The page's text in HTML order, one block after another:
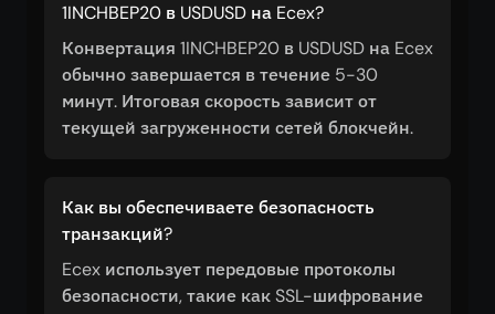
1INCHBEP20 в USDUSD на Ecex?
Конвертация 1INCHBEP20 в USDUSD на Ecex
обычно завершается в течение 5-30
минут. Итоговая скорость зависит от
текущей загруженности сетей блокчейн.
Как вы обеспечиваете безопасность
транзакций?
Ecex использует передовые протоколы
безопасности, такие как SSL-шифрование